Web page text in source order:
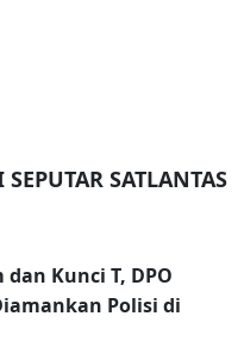
SATLANTAS
dan Kunci T, DPO
Polisi di